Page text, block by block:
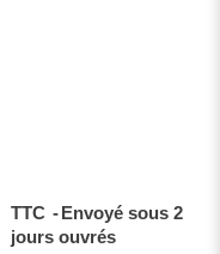
TTC
Envoyé sous 2
jours ouvrés